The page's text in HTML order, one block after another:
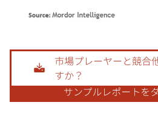
画像 © Mordor Intelligence。再利用にはCC